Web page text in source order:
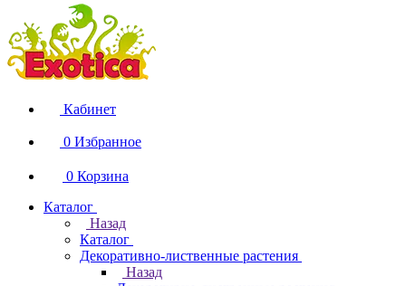
Кабинет
0 Избранное
0 Корзина
Каталог
Назад
Каталог
Декоративно-лиственные растения
Назад